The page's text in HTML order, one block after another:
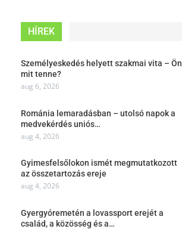
HÍREK
Személyeskedés helyett szakmai vita – Ön
mit tenne?
aug 6, 2026
Románia lemaradásban – utolsó napok a
medvekérdés uniós…
aug 4, 2026
Gyimesfelsőlokon ismét megmutatkozott
az összetartozás ereje
aug 4, 2026
Gyergyóremetén a lovassport erejét a
család, a közösség és a…